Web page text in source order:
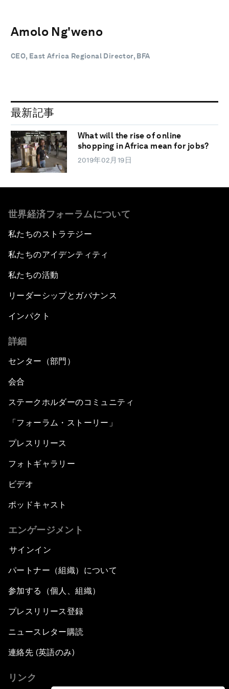
Amolo Ng'weno
CEO, East Africa Regional Director, BFA
最新記事
What will the rise of online
shopping in Africa mean for jobs?
2019年02月19日
世界経済フォーラムについて
私たちのストラテジー
私たちのアイデンティティ
私たちの活動
リーダーシップとガバナンス
インパクト
詳細
センター（部門）
会合
ステークホルダーのコミュニティ
「フォーラム・ストーリー」
プレスリリース
フォトギャラリー
ビデオ
ポッドキャスト
エンゲージメント
サインイン
パートナー（組織）について
参加する（個人、組織）
プレスリリース登録
ニュースレター購読
連絡先 (英語のみ)
リンク